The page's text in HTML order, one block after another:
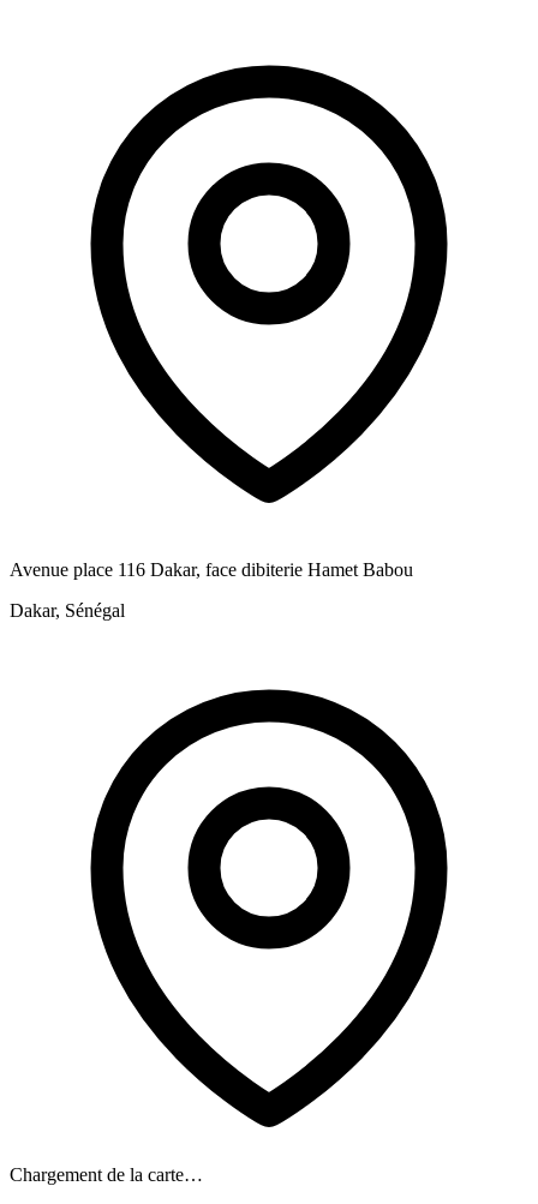
Avenue place 116 Dakar, face dibiterie Hamet Babou
Dakar, Sénégal
Chargement de la carte…